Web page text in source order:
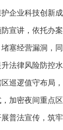
企业科技创新
宣讲，依托办
塞经营漏洞，
法律风险防控水
逻值守布局，
加密夜间重点
普法宣传，筑